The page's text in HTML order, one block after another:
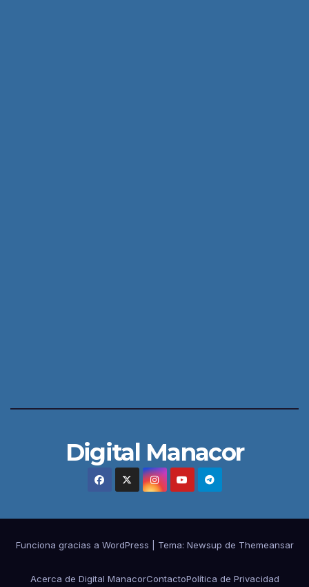
Digital Manacor
Funciona gracias a WordPress Tema: Newsup de Themeansar
Acerca de Digital ManacorContactoPolítica de Privacidad